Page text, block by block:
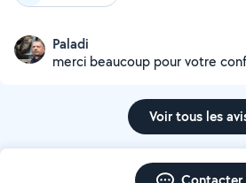
Paladi
merci beaucoup pour votre
Voir tous les